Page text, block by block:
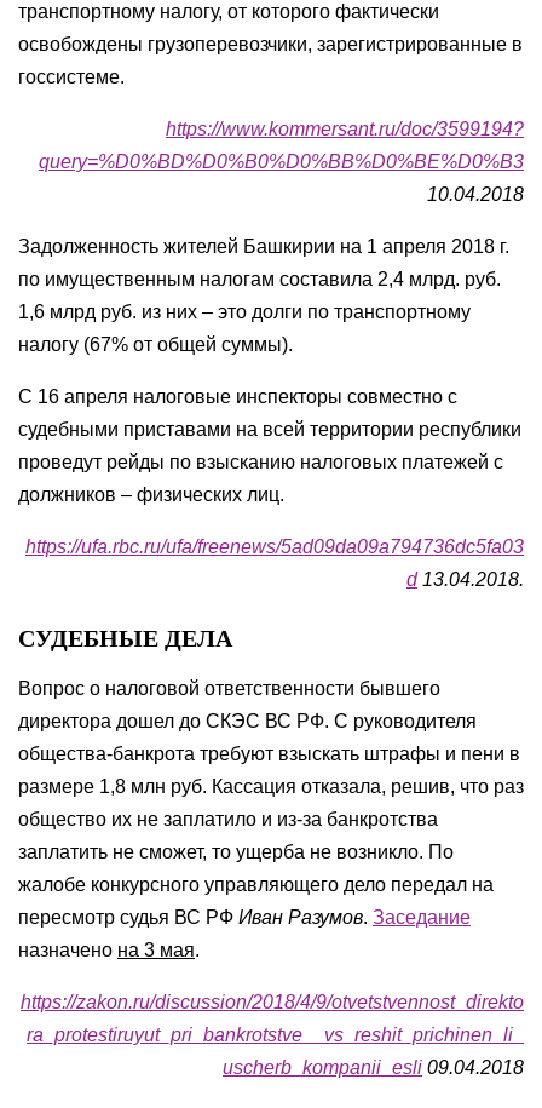
транспортному налогу, от которого фактически
освобождены грузоперевозчики, зарегистрированные в
госсистеме.
https://www.kommersant.ru/doc/3599194?
query=%D0%BD%D0%B0%D0%BB%D0%BE%D0%B3
10.04.2018
Задолженность жителей Башкирии на 1 апреля 2018 г.
по имущественным налогам составила 2,4 млрд. руб.
1,6 млрд руб. из них – это долги по транспортному
налогу (67% от общей суммы).
С 16 апреля налоговые инспекторы совместно с
судебными приставами на всей территории республики
проведут рейды по взысканию налоговых платежей с
должников – физических лиц.
https://ufa.rbc.ru/ufa/freenews/5ad09da09a794736dc5fa03
d13.04.2018.
СУДЕБНЫЕ ДЕЛА
Вопрос о налоговой ответственности бывшего
директора дошел до СКЭС ВС РФ. С руководителя
общества-банкрота требуют взыскать штрафы и пени в
размере 1,8 млн руб. Кассация отказала, решив, что раз
общество их не заплатило и из-за банкротства
заплатить не сможет, то ущерба не возникло. По
жалобе конкурсного управляющего дело передал на
пересмотр судья ВС РФ Иван Разумов. Заседание
назначено на 3 мая.
https://zakon.ru/discussion/2018/4/9/otvetstvennost_direkto
ra_protestiruyut_pri_bankrotstve__vs_reshit_prichinen_li_
uscherb_kompanii_esli 09.04.2018